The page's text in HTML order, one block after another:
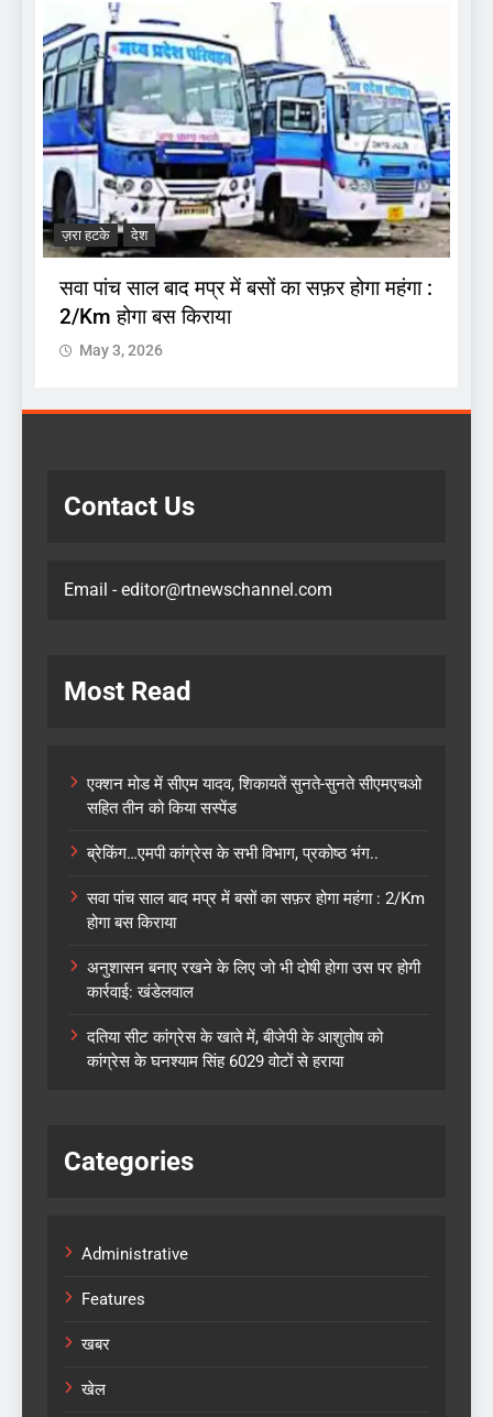
ज़रा हटके देश
सवा पांच साल बाद मप्र में बसों का सफ़र होगा महंगा :
2/Km होगा बस किराया
May 3, 2026
Contact Us
Email - editor@rtnewschannel.com
Most Read
एक्शन मोड में सीएम यादव, शिकायतें सुनते-सुनते सीएमएचओ
सहित तीन को किया सस्पेंड
ब्रेकिंग…एमपी कांग्रेस के सभी विभाग, प्रकोष्ठ भंग..
सवा पांच साल बाद मप्र में बसों का सफ़र होगा महंगा : 2/Km
होगा बस किराया
अनुशासन बनाए रखने के लिए जो भी दोषी होगा उस पर होगी
कार्रवाई: खंडेलवाल
दतिया सीट कांग्रेस के खाते में, बीजेपी के आशुतोष को
कांग्रेस के घनश्याम सिंह 6029 वोटों से हराया
Categories
Administrative
Features
खबर
खेल